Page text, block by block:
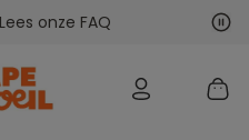
onze FAQ